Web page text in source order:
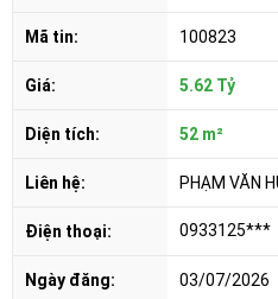
Mã tin: 100823
Giá: 5.62 Tỷ
Diện tích: 52 m²
Liên hệ: PHẠM VĂN
Điện thoại: 0933125***
Ngày đăng: 03/07/2026